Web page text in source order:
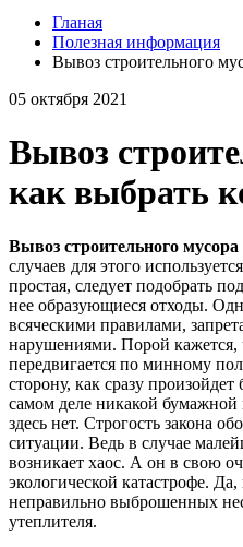
Гланая
Полезная информация
Вывоз строительного
05 октября 2021
Вывоз
как выбрать
Вывоз строительного мусора
случаев для этого используется
простая, следует подобрать
нее образующиеся отходы.
всяческими правилами,
нарушениями. Порой кажется,
передвигается по минному
сторону, как сразу
самом деле никакой
здесь нет. Строгость закона
ситуации. Ведь в случае
возникает хаос. А он в свою
экологической катастрофе. Да,
неправильно выброшенных
утеплителя.